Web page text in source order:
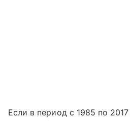
Если в период с 1985 по